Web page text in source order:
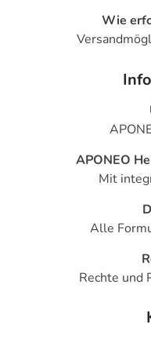
Wie
APONEO
Mit
Alle
Rechte und